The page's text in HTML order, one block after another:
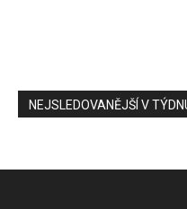
NEJSLEDOVANĚJŠÍ V